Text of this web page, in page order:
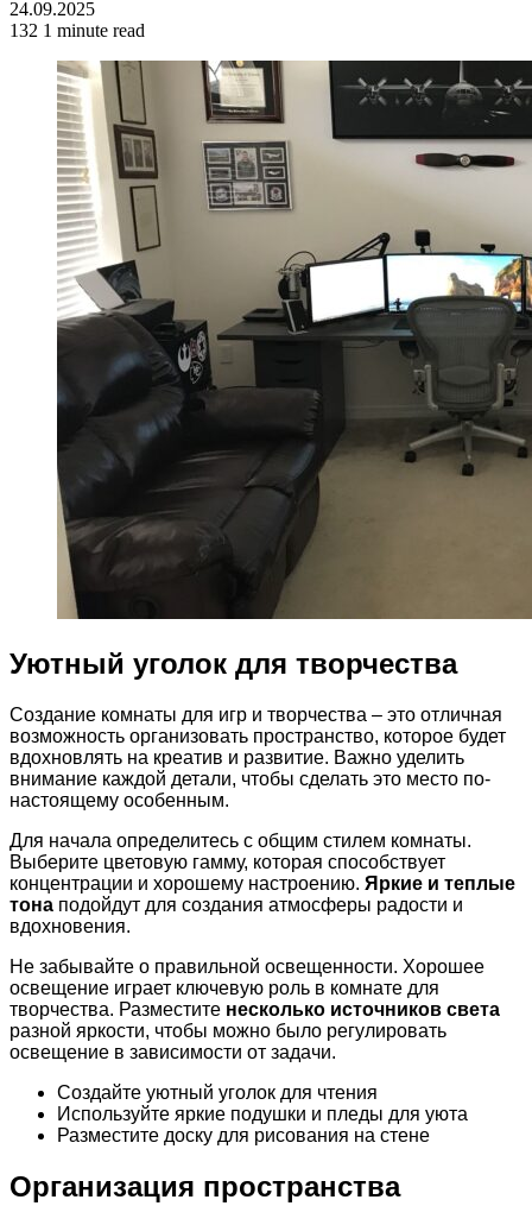
24.09.2025
132 1 minute read
Уютный уголок для творчества
Создание комнаты для игр и творчества – это отличная
возможность организовать пространство, которое будет
вдохновлять на креатив и развитие. Важно уделить
внимание каждой детали, чтобы сделать это место по-
настоящему особенным.
Для начала определитесь с общим стилем комнаты.
Выберите цветовую гамму, которая способствует
концентрации и хорошему настроению. Яркие и теплые
тона подойдут для создания атмосферы радости и
вдохновения.
Не забывайте о правильной освещенности. Хорошее
освещение играет ключевую роль в комнате для
творчества. Разместите несколько источников света
разной яркости, чтобы можно было регулировать
освещение в зависимости от задачи.
Создайте уютный уголок для чтения
Используйте яркие подушки и пледы для уюта
Разместите доску для рисования на стене
Организация пространства